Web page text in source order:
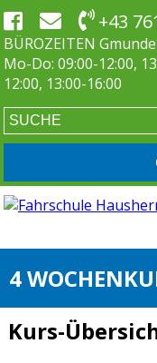
+43
BÜROZEITEN
Mo-Do: 09:00-12:00,
12:00, 13:00-16:00
4
Kurs-